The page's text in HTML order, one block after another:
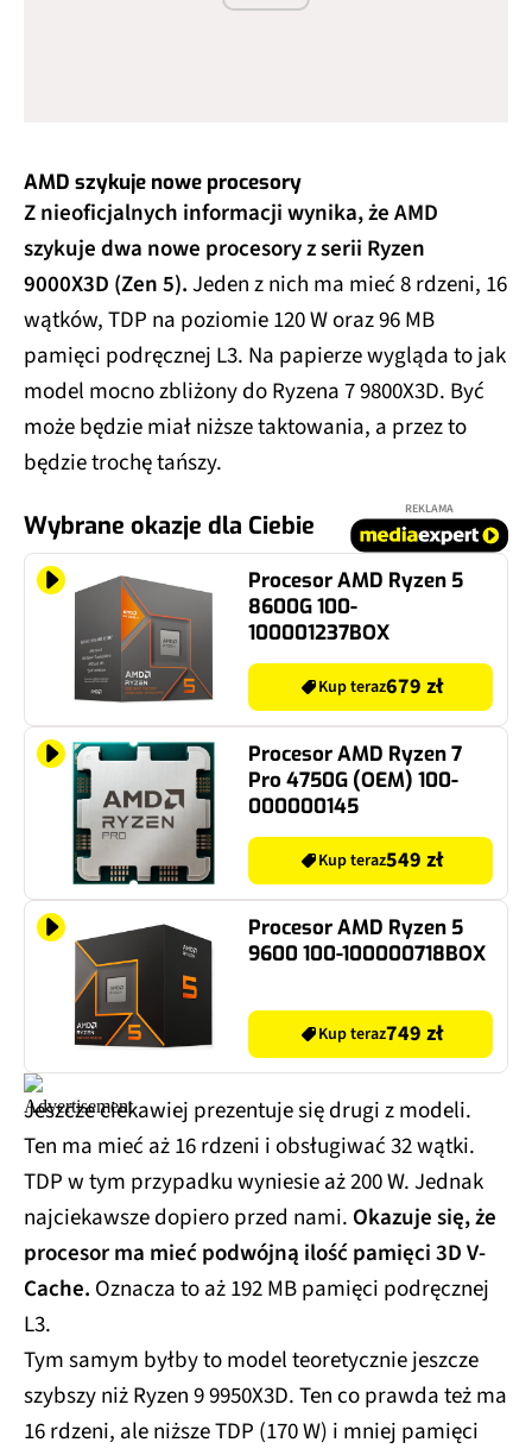
AMD szykuje nowe procesory
Z nieoficjalnych informacji wynika, że AMD
szykuje dwa nowe procesory z serii Ryzen
9000X3D (Zen 5).Jeden z nich ma mieć 8 rdzeni, 16
wątków, TDP na poziomie 120 W oraz 96 MB
pamięci podręcznej L3. Na papierze wygląda to jak
model mocno zbliżony do Ryzena 7 9800X3D. Być
może będzie miał niższe taktowania, a przez to
będzie trochę tańszy.
Wybrane okazje dla Ciebie
REKLAMA
Procesor AMD Ryzen 5
8600G 100-
100001237BOX
Kup teraz679 zł
Procesor AMD Ryzen 7
Pro 4750G (OEM) 100-
000000145
Kup teraz549 zł
Procesor AMD Ryzen 5
9600 100-100000718BOX
Kup teraz749 zł
Jeszcze ciekawiej prezentuje się drugi z modeli.
Ten ma mieć aż 16 rdzeni i obsługiwać 32 wątki.
TDP w tym przypadku wyniesie aż 200 W. Jednak
najciekawsze dopiero przed nami. Okazuje się, że
procesor ma mieć podwójną ilość pamięci 3D V-
Cache. Oznacza to aż 192 MB pamięci podręcznej
L3.
Tym samym byłby to model teoretycznie jeszcze
szybszy niż Ryzen 9 9950X3D. Ten co prawda też ma
16 rdzeni, ale niższe TDP (170 W) i mniej pamięci